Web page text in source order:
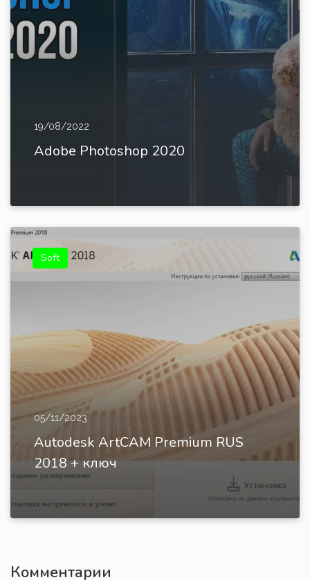
19/08/2022
Adobe Photoshop 2020
Soft
05/11/2023
Autodesk ArtCAM Premium RUS
2018 + ключ
Комментарии